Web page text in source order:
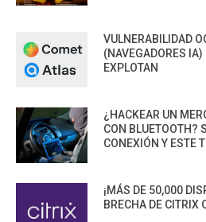
VULNERABILIDAD
(NAVEGADORES IA)
EXPLOTAN
¿HACKEAR UN
CON BLUETOOTH?
CONEXIÓN Y ESTE
¡MÁS DE 50,000
BRECHA DE CITRIX